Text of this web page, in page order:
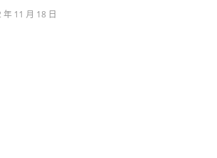
年 11 月 18 日